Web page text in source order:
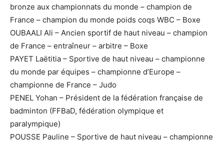
bronze aux championnats du monde – champion de
France – champion du monde poids coqs WBC – Boxe
OUBAALI Ali – Ancien sportif de haut niveau – champion
de France – entraîneur – arbitre – Boxe
PAYET Laëtitia – Sportive de haut niveau – championne
du monde par équipes – championne d’Europe –
championne de France – Judo
PENEL Yohan – Président de la fédération française de
badminton (FFBaD, fédération olympique et
paralympique)
POUSSE Pauline – Sportive de haut niveau – championne